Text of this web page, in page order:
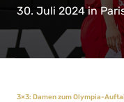
30. Juli 2024 in
3×3: Damen zum Olympia-